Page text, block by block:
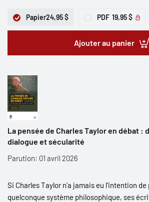
Papier24,95 $ PDF 19,95 $
Ajouter au panier
La pensée de Charles Taylor en débat :
dialogue et sécularité
Parution: 01 avril 2026
Si Charles Taylor n’a jamais eu l’intention
quelconque système philosophique, ses